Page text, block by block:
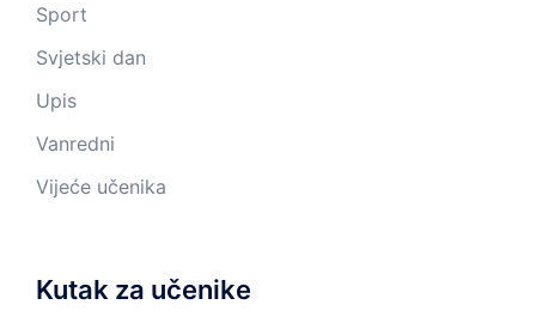
Sport
Svjetski dan
Upis
Vanredni
Vijeće učenika
Kutak za učenike